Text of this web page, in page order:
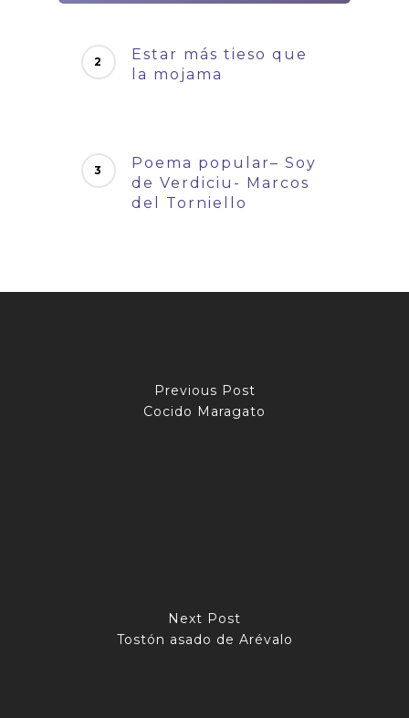
Estar más tieso que
la mojama
Poema popular– Soy
de Verdiciu- Marcos
del Torniello
Previous Post
Cocido Maragato
Next Post
Tostón asado de Arévalo